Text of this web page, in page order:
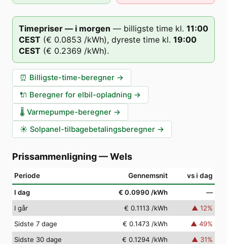
Timepriser — i morgen — billigste time kl. 11:00
CEST (€ 0.0853 /kWh), dyreste time kl. 19:00
CEST (€ 0.2369 /kWh).
⏰ Billigste-time-beregner →
🔌 Beregner for elbil-opladning →
🌡️ Varmepumpe-beregner →
☀️ Solpanel-tilbagebetalingsberegner →
Prissammenligning—Wels
Periode Gennemsnit vs i dag
I dag € 0.0990 /kWh
—
I går
€ 0.1113 /kWh ▲ 12%
Sidste 7 dage
€ 0.1473 /kWh ▲ 49%
Sidste 30 dage
€ 0.1294 /kWh ▲ 31%